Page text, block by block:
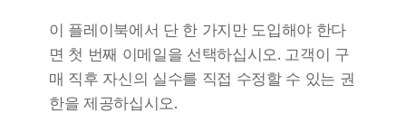
이 플레이북에서 단 한 가지만 도입해야 한다
면 첫 번째 이메일을 선택하십시오. 고객이 구
매 직후 자신의 실수를 직접 수정할 수 있는 권
한을 제공하십시오.